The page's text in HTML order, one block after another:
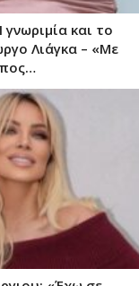
και το
Λιάγκα – «Με